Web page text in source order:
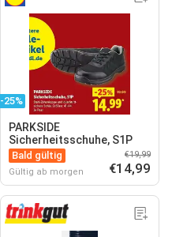
-25%
PARKSIDE
Sicherheitsschuhe, S1P
Bald gültig
Gültig ab morgen
€19,99
€14,99